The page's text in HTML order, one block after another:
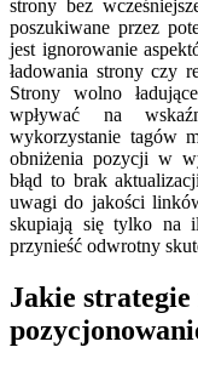
strony bez
poszukiwane przez
jest ignorowanie
ładowania strony czy
Strony wolno
wpływać na
wykorzystanie tagów
obniżenia pozycji w
błąd to brak
uwagi do jakości
skupiają się tylko na
przynieść odwrotny
Jakie